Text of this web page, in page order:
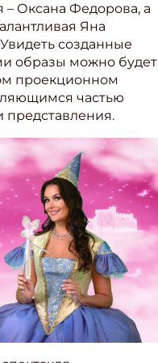
– Оксана Федорова, а
Яна
созданные
образы можно будет
проекционном
частью
представления.